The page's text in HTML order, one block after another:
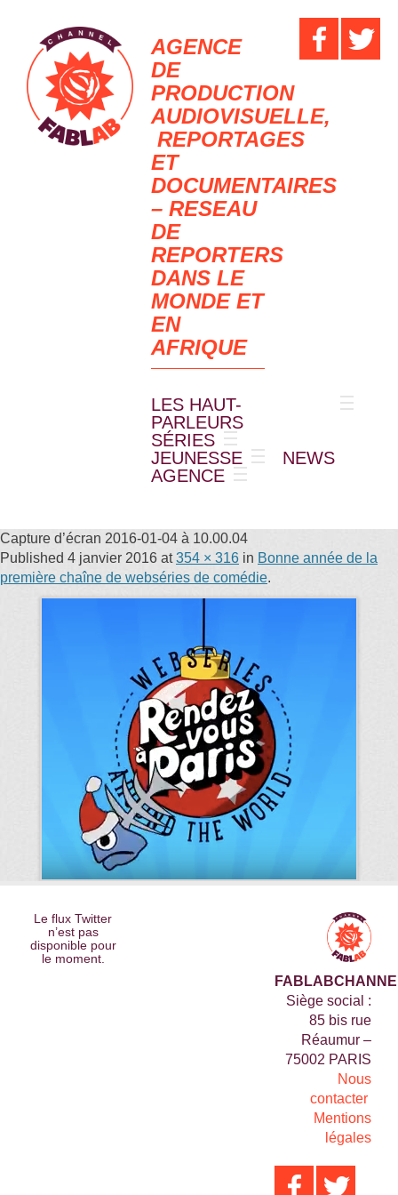
AGENCE
DE
PRODUCTION
AUDIOVISUELLE,
REPORTAGES
ET
DOCUMENTAIRES
– RESEAU
DE
REPORTERS
DANS LE
MONDE ET
EN
AFRIQUE
LES HAUT-
PARLEURS
SÉRIES
JEUNESSE
NEWS
AGENCE
Capture d’écran 2016-01-04 à 10.00.04
Published 4 janvier 2016 at354 × 316 in Bonne année de la
première chaîne de webséries de comédie.
Le flux Twitter
n’est pas
disponible pour
le moment.
Siège social :
85 bis rue
Réaumur –
75002 PARIS
Nous
contacter
Mentions
légales